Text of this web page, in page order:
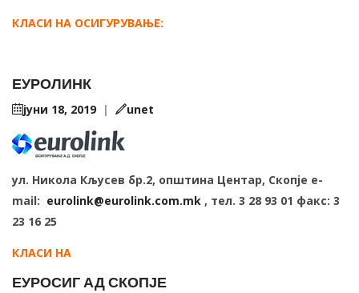
КЛАСИ НА ОСИГУРУВАЊЕ:
ЕУРОЛИНК
јуни 18, 2019 | unet
ул. Никола Кљусев бр.2, општина Центар, Скопје e-
mail: eurolink@eurolink.com.mk , тел. 3 28 93 01 факс: 3
23 16 25
КЛАСИ НА
ЕУРОСИГ АД СКОПЈЕ